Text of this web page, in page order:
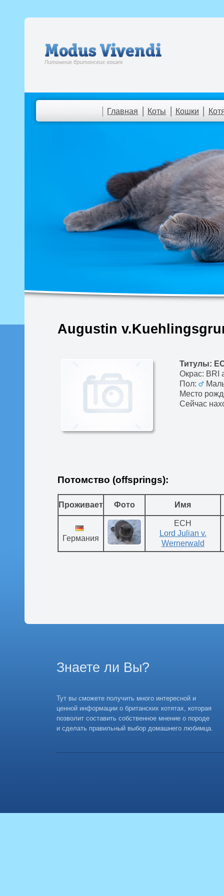
Главная Коты Кошки
Augustin
Титулы:
Окрас: BRI
Пол:
Место
Сейчас
Потомство (offsprings):
Проживает Фото Имя
Германия
ECH
Lord Julian v.
Wernerwald
Знаете ли Вы?
Тут вы сможете получить много интересной и
ценной информации о британских котятах, которая
позволит составить собственное мнение о породе
и сделать правильный выбор домашнего любимца.